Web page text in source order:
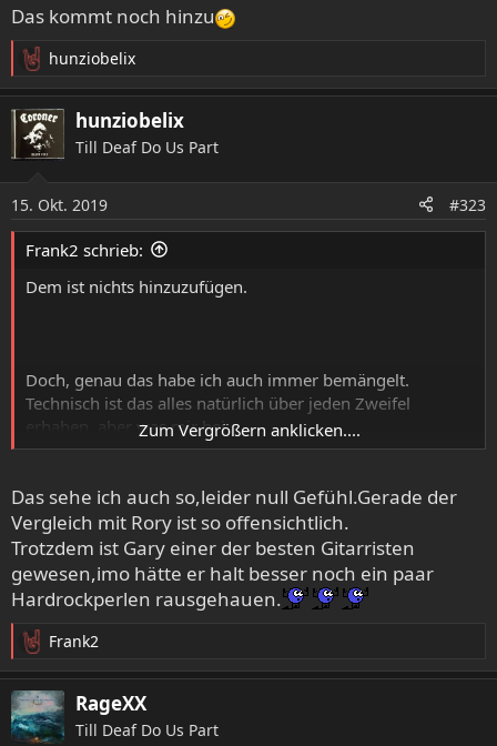
Das kommt noch hinzu
R
e
a
k
n
e
n
hunziobelix
hunziobelix
Till Deaf Do Us Part
15. Okt. 2019 #323
Frank2 schrieb:
Dem ist nichts hinzuzufügen.
Doch, genau das habe ich auch immer bemängelt.
Technisch ist das alles natürlich über jeden Zweifel
erhaben, aber was mir bei
den Alben immer gefehlt hat war eben das Gefühl.
Hör Dir mal einen Mann wie Rory Gallagher an.
Der war weißgott kein perfekter Gitarrist, aber was der
aus dem Griffbrett
gezaubert hat war Emotion pur.
Oder, um mal eine aktuelles Beispiel ins Rennen zu
schicken, Kenny Wayne
Shepherd ( höre beispielsweise die Liveversion von "Heat
of the Sun" ).
Beide hatten/haben einen mehr (Shepherd) oder weniger
(Gallagher ) aus-
geprägten Rockhintergrund und haben diesen perfekt mit
Zum Vergrößern anklicken....
Das sehe ich auch so,leider null Gefühl.Gerade der
Vergleich mit Rory ist so offensichtlich.
Trotzdem ist Gary einer der besten Gitarristen
gewesen,imo hätte er halt besser noch ein paar
Hardrockperlen rausgehauen.
R
e
a
k
t
Frank2
RageXX
Till Deaf Do Us Part